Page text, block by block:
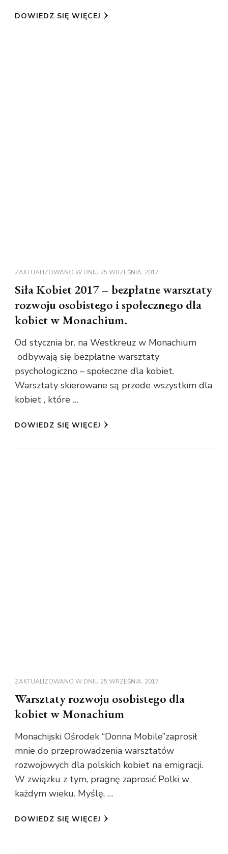
DOWIEDZ SIĘ WIĘCEJ
ZAKTUALIZOWANO W DNIU 25 WRZEŚNIA, 2017
Siła Kobiet 2017 – bezpłatne warsztaty
rozwoju osobistego i społecznego dla
kobiet w Monachium.
Od stycznia br. na Westkreuz w Monachium
odbywają się bezpłatne warsztaty
psychologiczno – społeczne dla kobiet.
Warsztaty skierowane są przede wszystkim dla
kobiet , które …
DOWIEDZ SIĘ WIĘCEJ
ZAKTUALIZOWANO W DNIU 25 WRZEŚNIA, 2017
Warsztaty rozwoju osobistego dla
kobiet w Monachium
Monachijski Ośrodek “Donna Mobile”zaprosił
mnie do przeprowadzenia warsztatów
rozwojowych dla polskich kobiet na emigracji.
W związku z tym, pragnę zaprosić Polki w
każdym wieku. Myślę, …
DOWIEDZ SIĘ WIĘCEJ